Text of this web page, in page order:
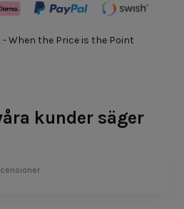
When the Price is the Point
kunder säger